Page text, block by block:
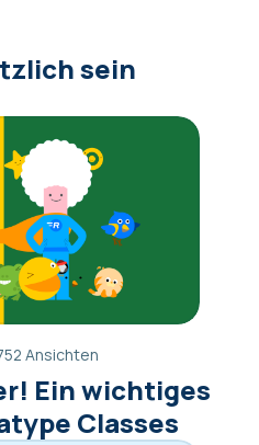
sein
Ansichten
Ein wichtiges
Classes